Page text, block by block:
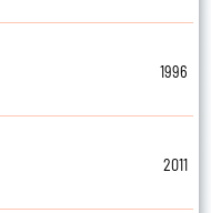
1996
2011